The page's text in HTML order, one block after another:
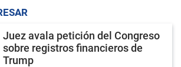
Juez avala petición del Congreso
sobre registros financieros de
Trump